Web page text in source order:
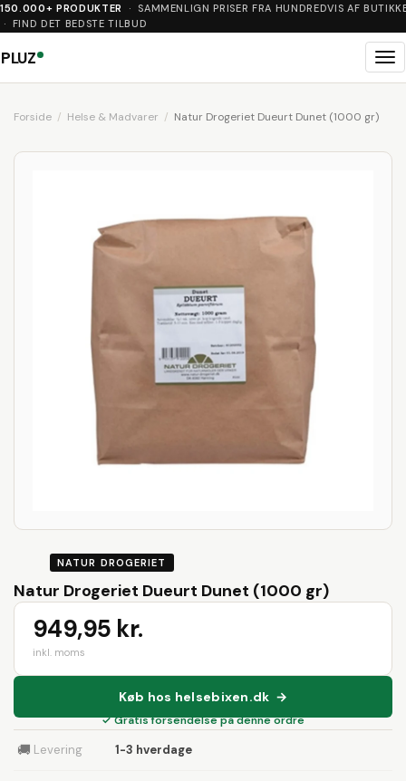
150.000+ PRODUKTER
· SAMMENLIGN PRISER FRA HUNDREDVIS AF
· FIND DET BEDSTE TILBUD
PLUZ
Forside Helse & Madvarer Natur Drogeriet Dueurt Dunet (1000 gr)
NATUR DROGERIET
Natur Drogeriet Dueurt Dunet (1000 gr)
949,95 kr.
inkl. moms
Køb hos helsebixen.dk →
✓ Gratis forsendelse på denne ordre
🚚 Levering 1-3 hverdage